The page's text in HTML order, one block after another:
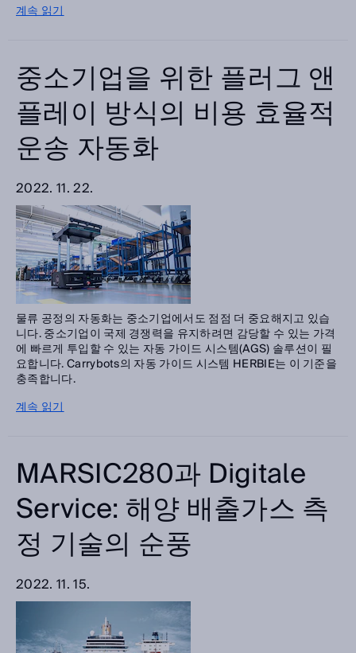
계속 읽기
중소기업을 위한 플러그 앤
플레이 방식의 비용 효율적
운송 자동화
2022. 11. 22.
물류 공정의 자동화는 중소기업에서도 점점 더 중요해지고 있습
니다. 중소기업이 국제 경쟁력을 유지하려면 감당할 수 있는 가격
에 빠르게 투입할 수 있는 자동 가이드 시스템(AGS) 솔루션이 필
요합니다. Carrybots의 자동 가이드 시스템 HERBIE는 이 기준을
충족합니다.
계속 읽기
MARSIC280과 Digitale
Service: 해양 배출가스 측
정 기술의 순풍
2022. 11. 15.